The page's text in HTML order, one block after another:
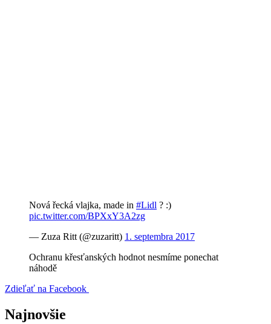
Nová řecká vlajka, made in #Lidl ? :)
pic.twitter.com/BPXxY3A2zg
— Zuza Ritt (@zuzaritt) 1. septembra 2017
Ochranu křesťanských hodnot nesmíme ponechat
náhodě
Zdieľať na Facebook
Najnovšie